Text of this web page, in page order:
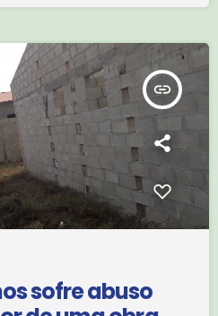
insert_link
sofre abuso